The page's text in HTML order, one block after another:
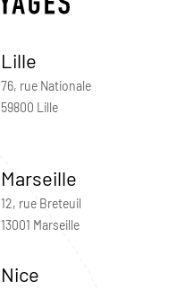
Lille
76, rue Nationale
59800 Lille
Marseille
12, rue Breteuil
13001 Marseille
Nice